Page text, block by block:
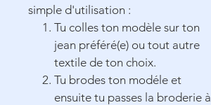
simple d'utilisation :
Tu colles ton modèle sur ton
jean préféré(e) ou tout autre
textile de ton choix.
Tu brodes ton modéle et
ensuite tu passes la broderie à